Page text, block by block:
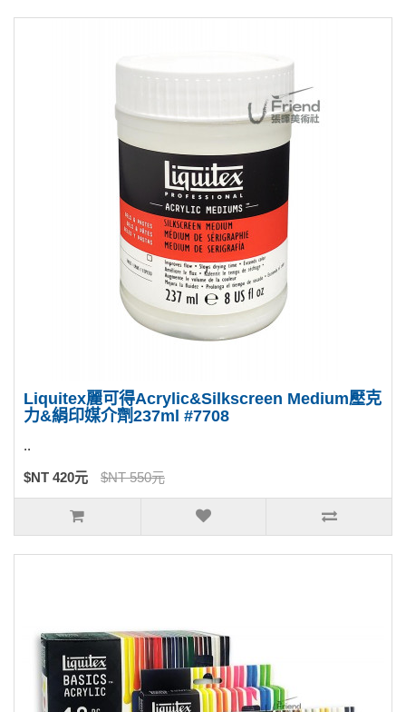
Liquitex麗可得Acrylic&Silkscreen Medium壓克
力&絹印媒介劑237ml #7708
..
$NT 420元 $NT 550元